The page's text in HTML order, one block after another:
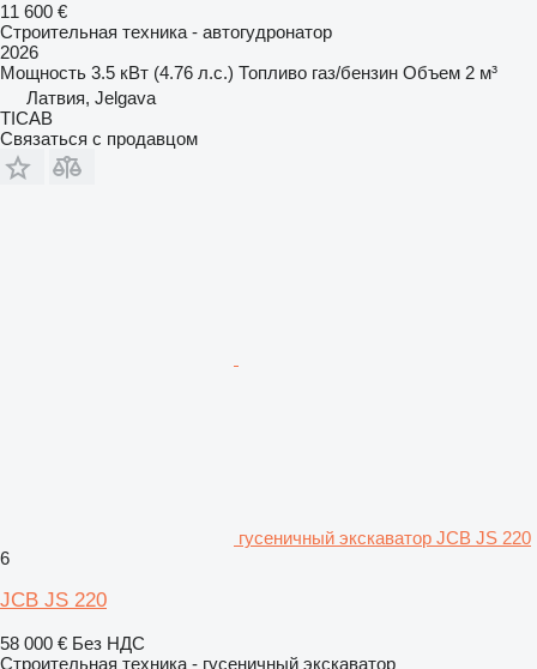
11 600 €
Строительная техника - автогудронатор
2026
Мощность 3.5 кВт (4.76 л.с.) Топливо газ/бензин Объем 2 м³
Латвия, Jelgava
ТІСАВ
Связаться с продавцом
гусеничный экскаватор JCB JS 220
6
JCB JS 220
58 000 € Без НДС
Строительная техника - гусеничный экскаватор